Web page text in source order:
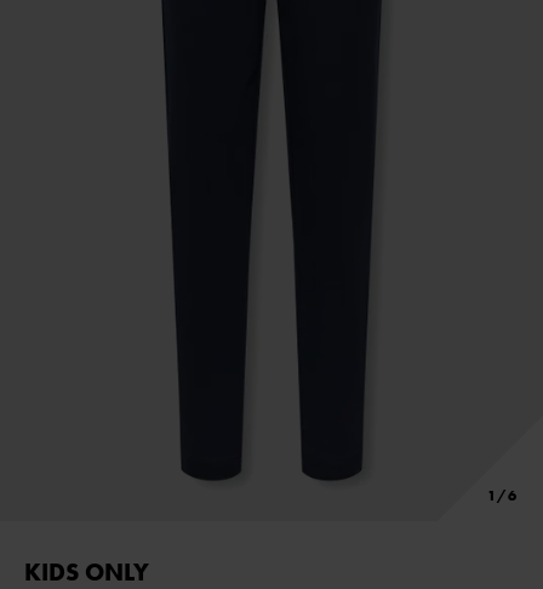
KIDS ONLY